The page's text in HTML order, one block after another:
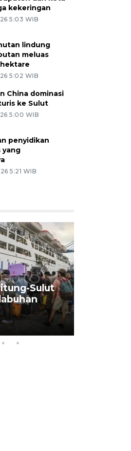
kekeringan
5:03 WIB
lindung
meluas
5:02 WIB
China dominasi
ke Sulut
5:00 WIB
penyidikan
yang
5:21 WIB
Sulut